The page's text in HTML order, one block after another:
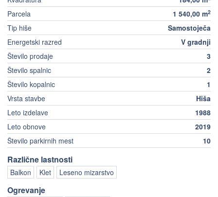
Parcela 1 540,00 m2
Tip hiše
Samostoječa
Energetski razred
V gradnji
Število prodaje
3
Število spalnic
2
Število kopalnic
1
Vrsta stavbe
Hiša
Leto izdelave
1988
Leto obnove
2019
Število parkirnih mest
10
Različne lastnosti
Balkon Klet Leseno mizarstvo
Ogrevanje